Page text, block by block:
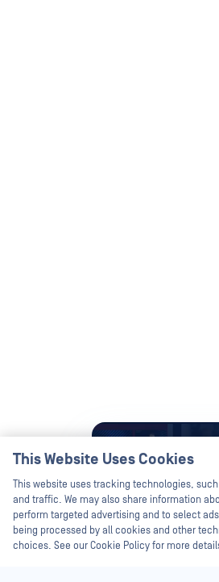
This Website Uses Cookies
This website uses tracking technologies,
and traffic. We may also share information
perform targeted advertising and to select
being processed by all cookies and other
choices. See our Cookie Policy for more